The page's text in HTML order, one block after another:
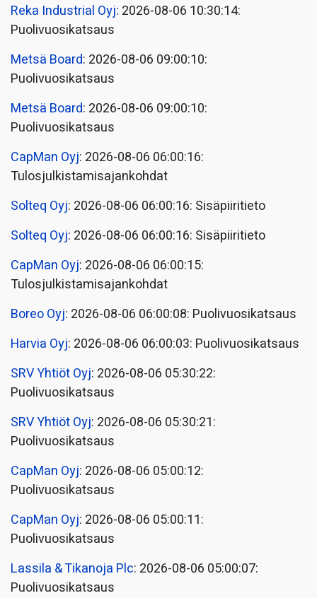
Reka Industrial Oyj: 2026-08-06 10:30:14:
Puolivuosikatsaus
Metsä Board: 2026-08-06 09:00:10:
Puolivuosikatsaus
Metsä Board: 2026-08-06 09:00:10:
Puolivuosikatsaus
CapMan Oyj: 2026-08-06 06:00:16:
Tulosjulkistamisajankohdat
Solteq Oyj: 2026-08-06 06:00:16: Sisäpiiritieto
Solteq Oyj: 2026-08-06 06:00:16: Sisäpiiritieto
CapMan Oyj: 2026-08-06 06:00:15:
Tulosjulkistamisajankohdat
Boreo Oyj: 2026-08-06 06:00:08: Puolivuosikatsaus
Harvia Oyj: 2026-08-06 06:00:03: Puolivuosikatsaus
SRV Yhtiöt Oyj: 2026-08-06 05:30:22:
Puolivuosikatsaus
SRV Yhtiöt Oyj: 2026-08-06 05:30:21:
Puolivuosikatsaus
CapMan Oyj: 2026-08-06 05:00:12:
Puolivuosikatsaus
CapMan Oyj: 2026-08-06 05:00:11:
Puolivuosikatsaus
Lassila & Tikanoja Plc: 2026-08-06 05:00:07:
Puolivuosikatsaus